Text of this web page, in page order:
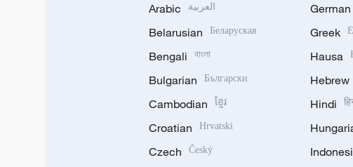
Arabic العربية
Belarusian Беларуская
Bengali বাংলা
Bulgarian Български
Cambodian ខ្មែរ
Croatian Hrvatski
Czech Český
German
Greek
Hausa
Hebrew
Hindi